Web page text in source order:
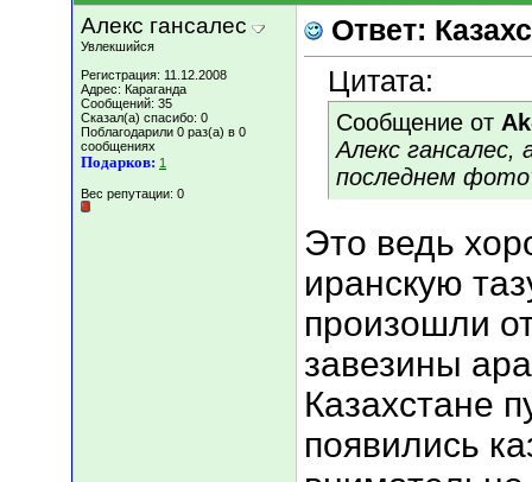
Алекс гансалес
Увлекшийся
Регистрация: 11.12.2008
Адрес: Караганда
Сообщений: 35
Сказал(а) спасибо: 0
Поблагодарили 0 раз(а) в 0
сообщениях
Подарков: 1
Вес репутации: 0
Ответ:
Цитата:
Сообщение от
Алекс гансалес,
последнем
Это ведь
иранскую
произошли
завезины
Казахстане
появились